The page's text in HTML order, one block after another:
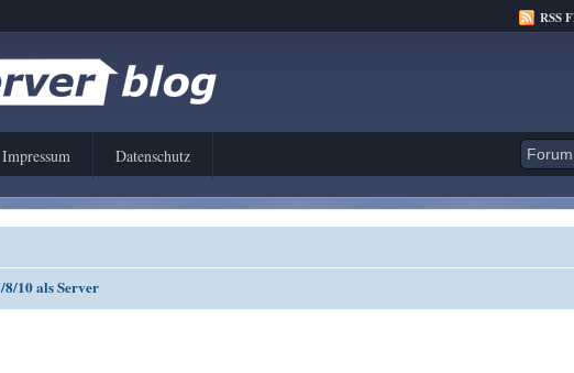
RSS
Impressum Datenschutz
8/10 als Server